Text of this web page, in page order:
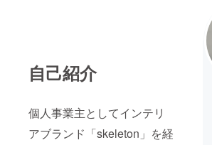
自己紹介
個人事業主としてインテリ
アブランド「skeleton」を経